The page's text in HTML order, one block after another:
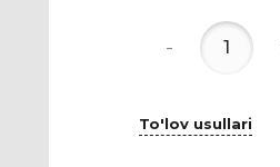
-
To'lov usullari